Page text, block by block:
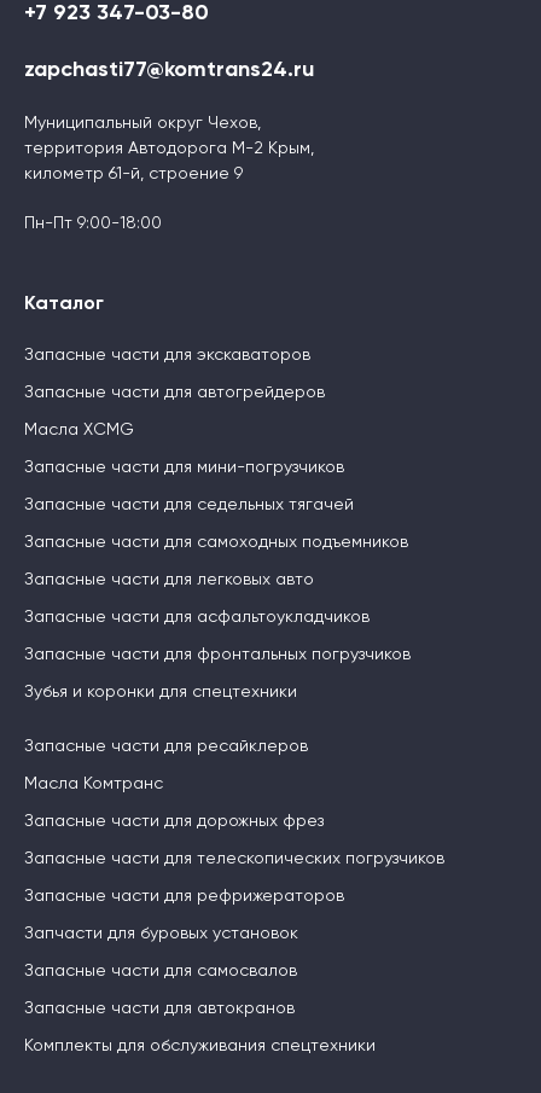
+7 923 347-03-80
zapchasti77@komtrans24.ru
Муниципальный округ Чехов,
территория Автодорога М-2 Крым,
километр 61-й, строение 9
Пн-Пт 9:00-18:00
Каталог
Запасные части для экскаваторов
Запасные части для автогрейдеров
Масла XCMG
Запасные части для мини-погрузчиков
Запасные части для седельных тягачей
Запасные части для самоходных подъемников
Запасные части для легковых авто
Запасные части для асфальтоукладчиков
Запасные части для фронтальных погрузчиков
Зубья и коронки для спецтехники
Запасные части для ресайклеров
Масла Комтранс
Запасные части для дорожных фрез
Запасные части для телескопических погрузчиков
Запасные части для рефрижераторов
Запчасти для буровых установок
Запасные части для самосвалов
Запасные части для автокранов
Комплекты для обслуживания спецтехники